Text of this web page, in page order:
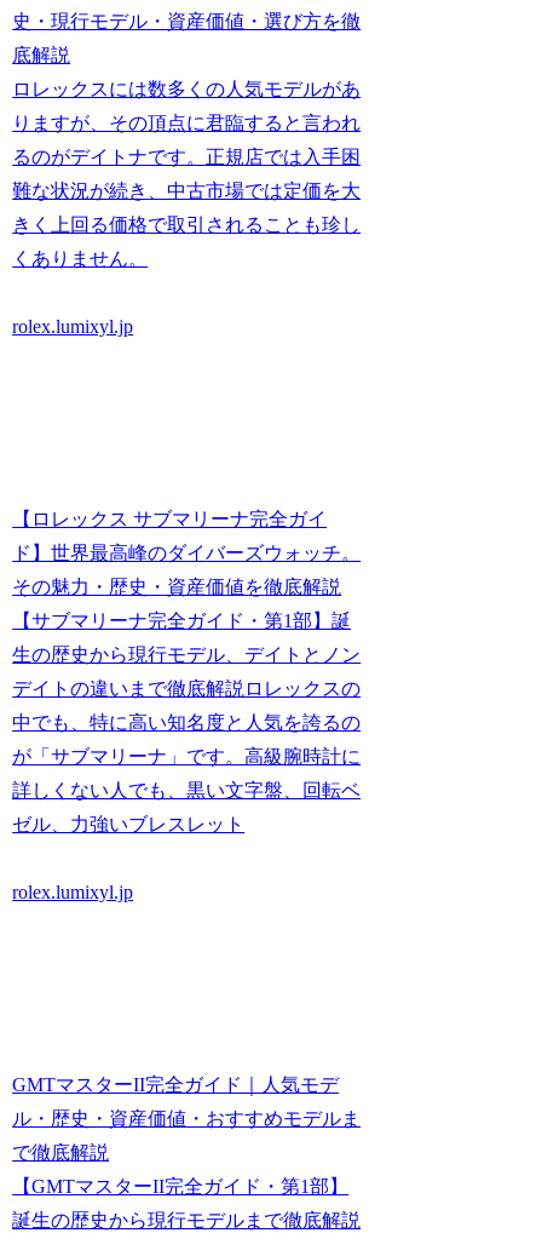
史・現行モデル・資産価値・選び方を徹
底解説
ロレックスには数多くの人気モデルがあ
りますが、その頂点に君臨すると言われ
るのがデイトナです。正規店では入手困
難な状況が続き、中古市場では定価を大
きく上回る価格で取引されることも珍し
くありません。
rolex.lumixyl.jp
【ロレックス サブマリーナ完全ガイ
ド】世界最高峰のダイバーズウォッチ。
その魅力・歴史・資産価値を徹底解説
【サブマリーナ完全ガイド・第1部】誕
生の歴史から現行モデル、デイトとノン
デイトの違いまで徹底解説ロレックスの
中でも、特に高い知名度と人気を誇るの
が「サブマリーナ」です。高級腕時計に
詳しくない人でも、黒い文字盤、回転ベ
ゼル、力強いブレスレット
rolex.lumixyl.jp
GMTマスターII完全ガイド｜人気モデ
ル・歴史・資産価値・おすすめモデルま
で徹底解説
【GMTマスターII完全ガイド・第1部】
誕生の歴史から現行モデルまで徹底解説